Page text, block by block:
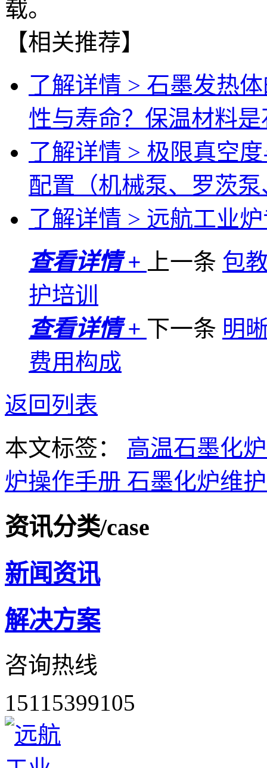
载。
【相关推荐】
了解详情 > 石墨发热
性与寿命？保温材料
了解详情 > 极限真空
配置（机械泵、罗茨
了解详情 > 远航工业
查看详情 +
上一条 包
护培训
查看详情 + 下一条 明
费用构成
返回列表
本文标签： 高温石墨化
炉操作手册 石墨化炉维
资讯分类/case
新闻资讯
解决方案
咨询热线
15115399105